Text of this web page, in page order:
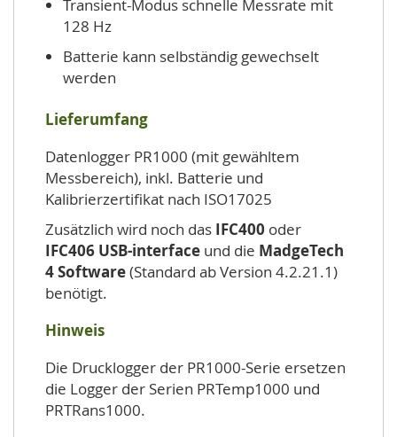
Transient-Modus schnelle Messrate mit
128 Hz
Batterie kann selbständig gewechselt
werden
Lieferumfang
Datenlogger PR1000 (mit gewähltem
Messbereich), inkl. Batterie und
Kalibrierzertifikat nach ISO17025
Zusätzlich wird noch das IFC400 oder
IFC406 USB-interface und die MadgeTech
4 Software(Standard ab Version 4.2.21.1)
benötigt.
Hinweis
Die Drucklogger der PR1000-Serie ersetzen
die Logger der Serien PRTemp1000 und
PRTRans1000.